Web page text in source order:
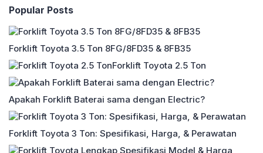
Bandung yang terpercaya menjadi langkah
penting untuk memastikan operasional
bisnis berjalan lancar, efisien, dan aman.
Forklift Toyota dikenal sebagai salah satu
kualitas tinggi, daya […]
Popular Posts
Forklift Toyota 3.5 Ton 8FG/8FD35 & 8FB35
Forklift Toyota 2.5 Ton
Apakah Forklift Baterai sama dengan Electric?
Forklift Toyota 3 Ton: Spesifikasi, Harga, & Perawatan